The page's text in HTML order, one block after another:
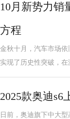
10月新势力销
方程
金秋十月，汽车市场
实现了历史性突破，
2025款奥迪s6
日前，奥迪旗下中大